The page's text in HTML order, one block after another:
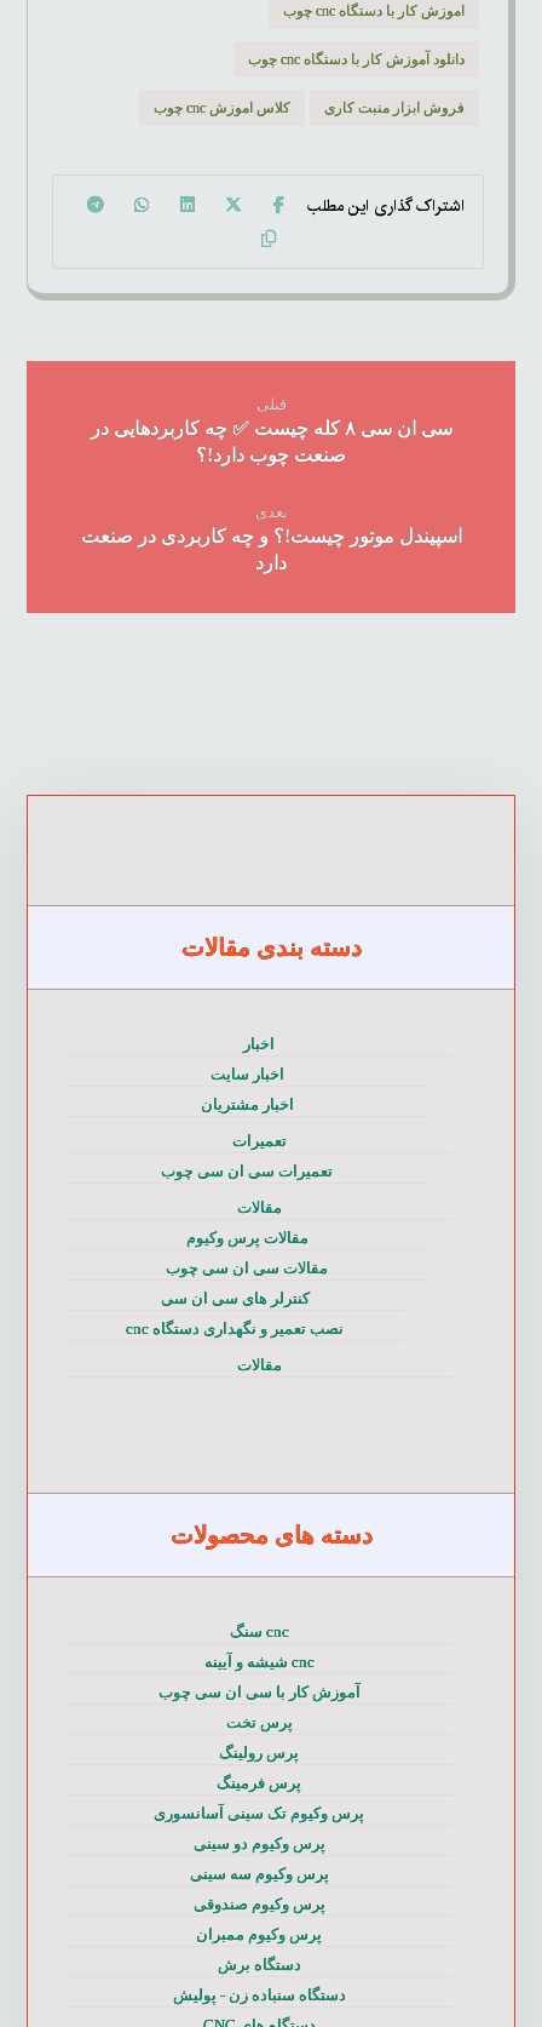
اموزش کار با دستگاه cnc چوب
دانلود آموزش کار با دستگاه cnc چوب
فروش ابزار منبت کاری کلاس اموزش cnc چوب
قبلی
سی ان سی ۸ کله چیست ✅ چه کاربردهایی در
صنعت چوب دارد!؟
بعدی
اسپیندل موتور چیست!؟ و چه کاربردی در صنعت
دارد
دسته بندی مقالات
اخبار
اخبار سایت
اخبار مشتریان
تعمیرات
تعمیرات سی ان سی چوب
مقالات
مقالات پرس وکیوم
مقالات سی ان سی چوب
کنترلر های سی ان سی
نصب تعمیر و نگهداری دستگاه cnc
مقالات
دسته های محصولات
cnc سنگ
cnc شیشه و آیینه
آموزش کار با سی ان سی چوب
پرس تخت
پرس رولینگ
پرس فرمینگ
پرس وکیوم تک سینی آسانسوری
پرس وکیوم دو سینی
پرس وکیوم سه سینی
پرس وکیوم صندوقی
پرس وکیوم ممبران
دستگاه برش
دستگاه سنباده زن - پولیش